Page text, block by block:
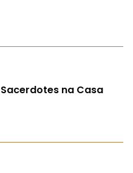
na Casa